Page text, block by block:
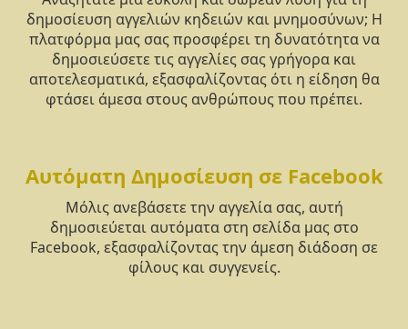
δημοσίευση αγγελιών κηδειών και μνημοσύνων; Η
πλατφόρμα μας σας προσφέρει τη δυνατότητα να
δημοσιεύσετε τις αγγελίες σας γρήγορα και
αποτελεσματικά, εξασφαλίζοντας ότι η είδηση θα
φτάσει άμεσα στους ανθρώπους που πρέπει.
Αυτόματη Δημοσίευση σε Facebook
Μόλις ανεβάσετε την αγγελία σας, αυτή
δημοσιεύεται αυτόματα στη σελίδα μας στο
Facebook, εξασφαλίζοντας την άμεση διάδοση σε
φίλους και συγγενείς.